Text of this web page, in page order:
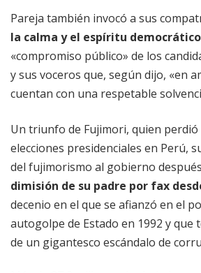
Pareja también invocó a sus
la calma y el espíritu democrático
«compromiso público» de los
y sus voceros que, según dijo, «en
cuentan con una respetable
Un triunfo de Fujimori, quien
elecciones presidenciales en Perú,
del fujimorismo al gobierno
dimisión de su padre por fax
decenio en el que se afianzó en el
autogolpe de Estado en 1992 y que
de un gigantesco escándalo de